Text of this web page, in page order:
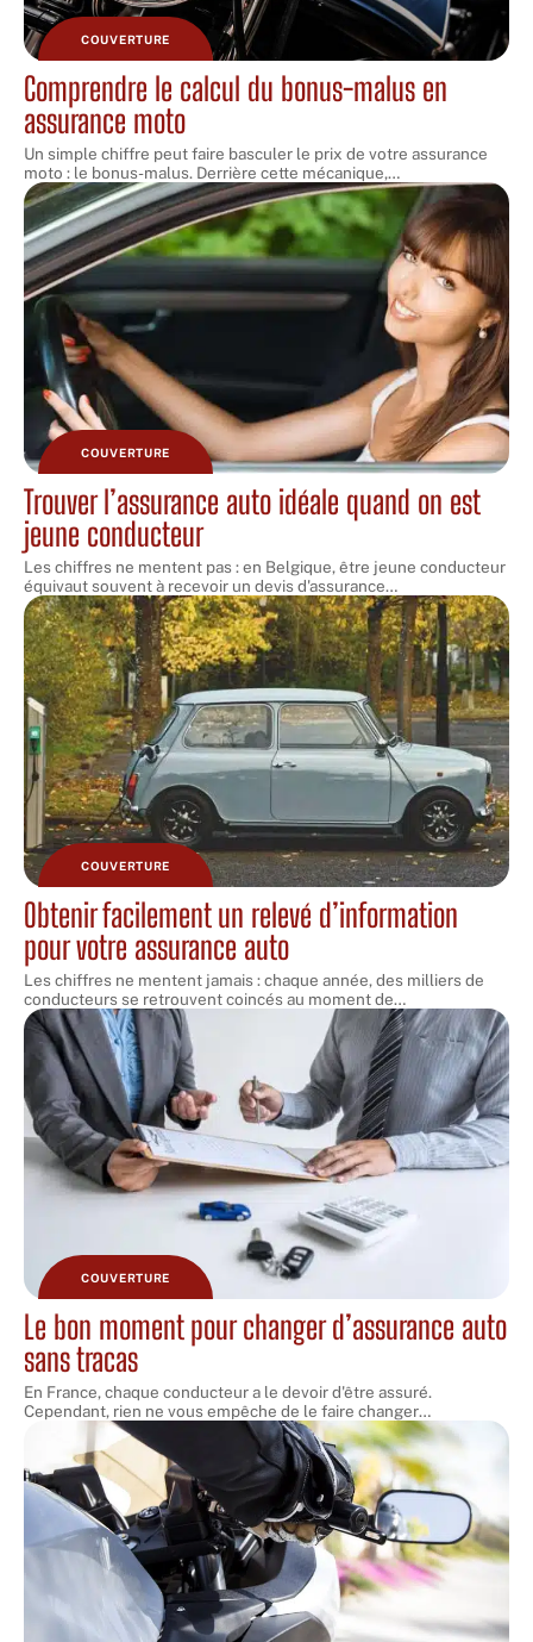
COUVERTURE
Comprendre le calcul du bonus-malus en
assurance moto
Un simple chiffre peut faire basculer le prix de votre assurance
moto : le bonus-malus. Derrière cette mécanique,…
COUVERTURE
Trouver l’assurance auto idéale quand on est
jeune conducteur
Les chiffres ne mentent pas : en Belgique, être jeune conducteur
équivaut souvent à recevoir un devis d'assurance…
COUVERTURE
Obtenir facilement un relevé d’information
pour votre assurance auto
Les chiffres ne mentent jamais : chaque année, des milliers de
conducteurs se retrouvent coincés au moment de…
COUVERTURE
Le bon moment pour changer d’assurance auto
sans tracas
En France, chaque conducteur a le devoir d'être assuré.
Cependant, rien ne vous empêche de le faire changer…